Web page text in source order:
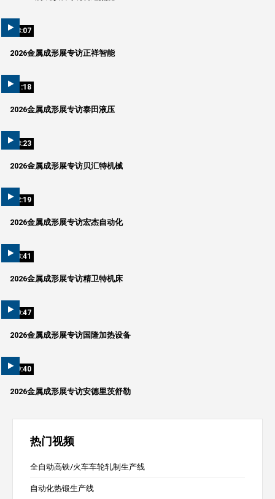
03:07
2026金属成形展专访正祥智能
01:18
2026金属成形展专访泰田液压
08:23
2026金属成形展专访贝汇特机械
02:19
2026金属成形展专访宏杰自动化
03:41
2026金属成形展专访精卫特机床
10:47
2026金属成形展专访国隆加热设备
09:40
2026金属成形展专访安德里茨舒勒
热门视频
全自动高铁/火车车轮轧制生产线
自动化热锻生产线